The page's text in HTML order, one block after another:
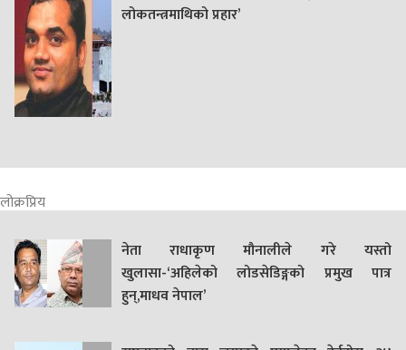
लोकतन्त्रमाथिको प्रहार’
लोक्रप्रिय
नेता राधाकृण मौनालीले गरे यस्तो
खुलासा-‘अहिलेको लोडसेडिङ्गको प्रमुख पात्र
हुन्,माधव नेपाल’